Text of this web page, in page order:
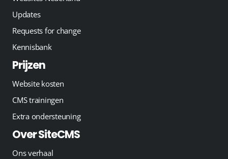
Updates
Requests for change
Kennisbank
Prijzen
Website kosten
CMS trainingen
Extra ondersteuning
Over SiteCMS
Ons verhaal